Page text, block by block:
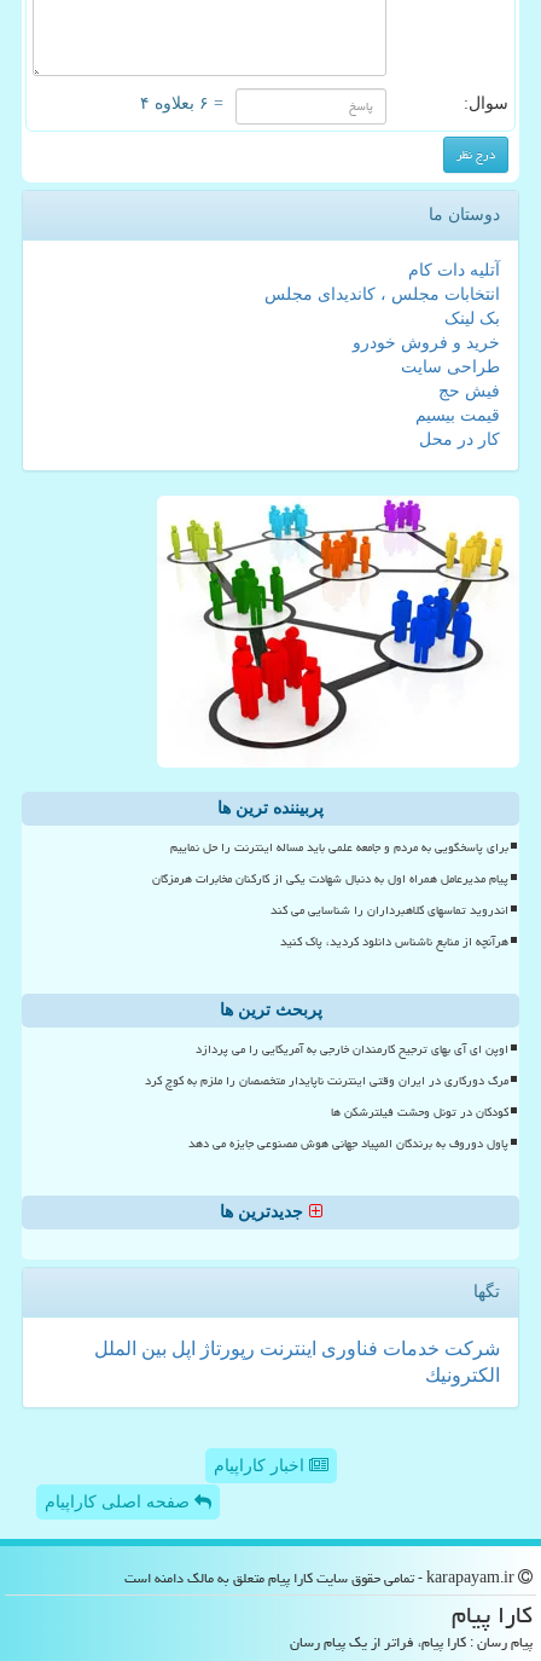
سوال: = ۶ بعلاوه ۴
دوستان ما
آتلیه دات کام
انتخابات مجلس ، کاندیدای مجلس
بک لینک
خرید و فروش خودرو
طراحی سایت
فیش حج
قیمت بیسیم
کار در محل
پربیننده ترین ها
برای پاسخگویی به مردم و جامعه علمی باید مساله اینترنت را حل نماییم
پیام مدیرعامل همراه اول به دنبال شهادت یکی از کارکنان مخابرات هرمزگان
اندروید تماسهای کلاهبرداران را شناسایی می کند
هرآنچه از منابع ناشناس دانلود کردید، پاک کنید
پربحث ترین ها
اوپن ای آی بهای ترجیح کارمندان خارجی به آمریکایی را می پردازد
مرگ دورکاری در ایران وقتی اینترنت ناپایدار متخصصان را ملزم به کوچ کرد
کودکان در تونل وحشت فیلترشکن ها
پاول دوروف به برندگان المپیاد جهانی هوش مصنوعی جایزه می دهد
جدیدترین ها
تگها
شركت خدمات فناوری اینترنت رپورتاژ اپل بین الملل
الكترونیك
اخبار کاراپیام
صفحه اصلی کاراپیام
كارا پیام
پیام رسان : کارا پیام، فراتر از یک پیام رسان